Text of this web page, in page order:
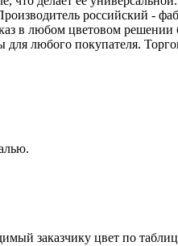
российский -
в любом цветовом
любого покупателя.
заказчику цвет по